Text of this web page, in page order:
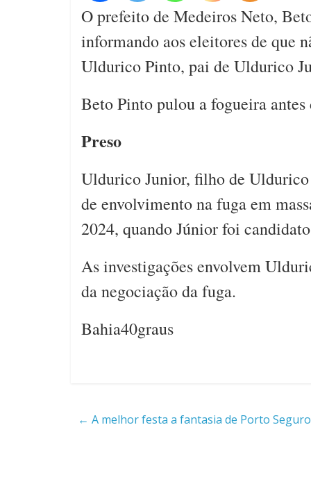
O prefeito de Medeiros Neto,
informando aos eleitores de que
Uldurico Pinto, pai de Uldurico
Beto Pinto pulou a fogueira antes
Preso
Uldurico Junior, filho de Uldurico
de envolvimento na fuga em
2024, quando Júnior foi
As investigações envolvem
da negociação da fuga.
Bahia40graus
← A melhor festa a fantasia de Porto